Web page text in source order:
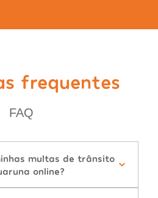
frequentes
FAQ
multas de trânsito
online?